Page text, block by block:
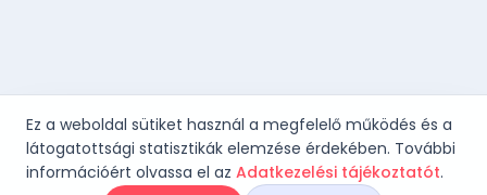
Ez a weboldal sütiket használ a megfelelő működés és a
látogatottsági statisztikák elemzése érdekében. További
információért olvassa el az Adatkezelési tájékoztatót.